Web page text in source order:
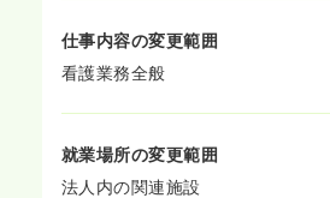
仕事内容の変更範囲
看護業務全般
就業場所の変更範囲
法人内の関連施設